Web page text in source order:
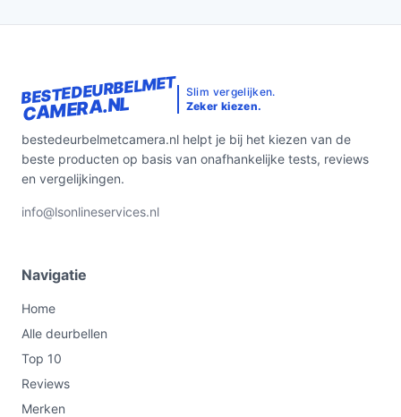
wil laten functioneren. Met de voordelen van
ononderbroken werking, kostenbesparing en
milieuvriendelijkheid, is dit een product dat je niet wilt
missen.
Ontdek alle specificaties en vergelijk prijzen op
bestedeurbelmetcamera.nl. Kies bewust wat perfect
BESTEDEURBELMET
CAMERA.NL
Slim vergelijken.
Zeker kiezen.
bestedeurbelmetcamera.nl helpt je bij het kiezen van de
beste producten op basis van onafhankelijke tests, reviews
en vergelijkingen.
info@lsonlineservices.nl
Navigatie
Home
Alle deurbellen
Top 10
Reviews
Merken